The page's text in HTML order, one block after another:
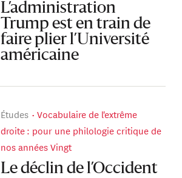
L’administration
Trump est en train de
faire plier l’Université
américaine
Études
Vocabulaire de l'extrême
droite : pour une philologie critique de
nos années Vingt
Le déclin de l’Occident